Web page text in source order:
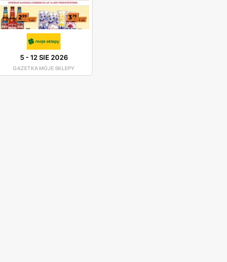
5-12 SIE 2026
GAZETKA MOJE SKLEPY